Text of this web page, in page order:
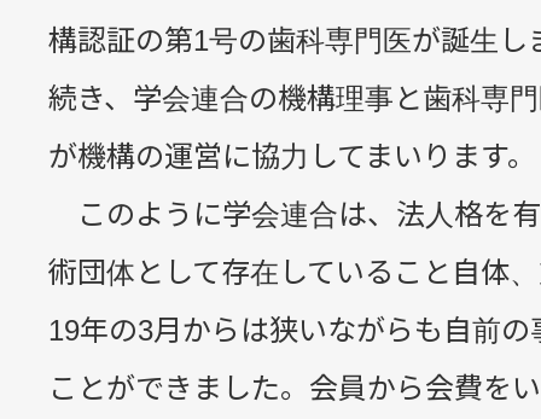
構認証の第1号の歯科専門医が誕生し
続き、学会連合の機構理事と歯科専
が機構の運営に協力してまいります。
このように学会連合は、法人格を
術団体として存在していること自体
19年の3月からは狭いながらも自前の
ことができました。会員から会費を